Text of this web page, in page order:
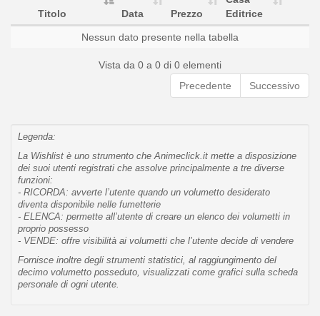
Titolo Data Prezzo
Editrice
Nessun dato presente nella tabella
Vista da 0 a 0 di 0 elementi
Precedente
Successivo
Legenda:
La Wishlist è uno strumento che Animeclick.it mette a disposizione
dei suoi utenti registrati che assolve principalmente a tre diverse
funzioni:
- RICORDA: avverte l’utente quando un volumetto desiderato
diventa disponibile nelle fumetterie
- ELENCA: permette all’utente di creare un elenco dei volumetti in
proprio possesso
- VENDE: offre visibilità ai volumetti che l’utente decide di vendere
Fornisce inoltre degli strumenti statistici, al raggiungimento del
decimo volumetto posseduto, visualizzati come grafici sulla scheda
personale di ogni utente.